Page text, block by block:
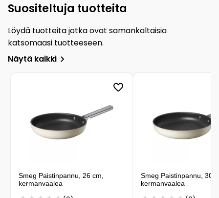
Suositeltuja tuotteita
Löydä tuotteita jotka ovat samankaltaisia
katsomaasi tuotteeseen.
Näytä kaikki
Smeg Paistinpannu, 26 cm,
kermanvaalea
Smeg Paistinpannu, 30
kermanvaalea